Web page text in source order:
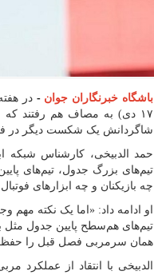
باشگاه خبرنگاران جوان-در
شاگردانش یک شکست دیگر در
حمد الدبیخی، کارشناس شبکه
تیم‌های بزرگ جدول، تیم‌های
چه بازیکنان و چه ابزار‌های
او ادامه داد: «اما یک نکته مهم
تیم‌های هم‌سطح پایین جدول مثل
همان سرمربی فصل قبل را
الدبیخی با انتقاد از عملکرد